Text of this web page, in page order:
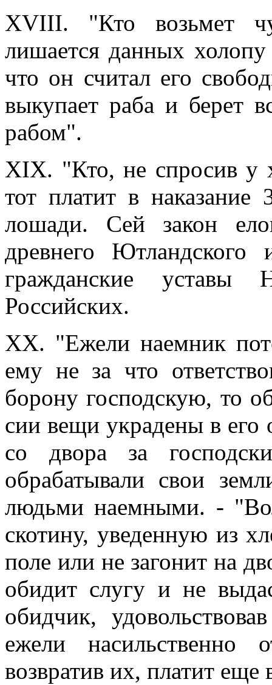
XVIII. "Кто возьмет
лишается данных
что он считал его
выкупает раба и берет
рабом".
XIX. "Кто, не спросив у
тот платит в
лошади. Сей закон
древнего
гражданские уставы
Российских.
XX. "Ежели наемник
ему не за что
борону господскую, то
сии вещи украдены в его
со двора за
обрабатывали свои
людьми наемными. -
скотину, уведенную из
поле или не загонит на
обидит слугу и не
обидчик,
ежели
возвратив их, платит